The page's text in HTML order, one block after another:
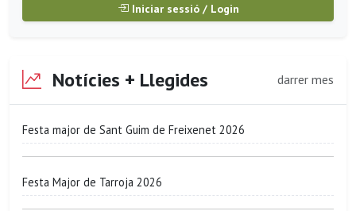
Iniciar sessió / Login
Notícies + Llegides darrer mes
Festa major de Sant Guim de Freixenet 2026
Festa Major de Tarroja 2026